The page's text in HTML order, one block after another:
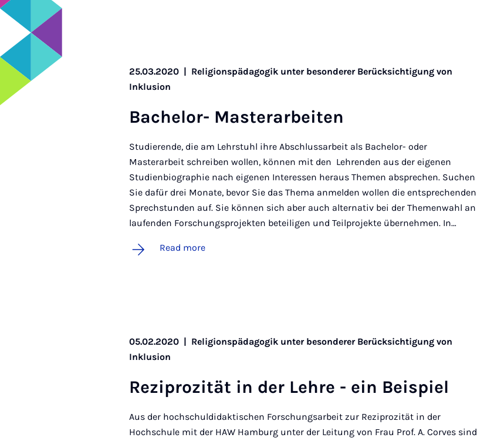
25.03.2020 | Religionspädagogik unter besonderer Berücksichtigung von
Inklusion
Bach­el­or- Mas­ter­arbeiten
Studierende, die am Lehrstuhl ihre Abschlussarbeit als Bachelor- oder
Masterarbeit schreiben wollen, können mit den Lehrenden aus der eigenen
Studienbiographie nach eigenen Interessen heraus Themen absprechen. Suchen
Sie dafür drei Monate, bevor Sie das Thema anmelden wollen die entsprechenden
Sprechstunden auf. Sie können sich aber auch alternativ bei der Themenwahl an
laufenden Forschungsprojekten beteiligen und Teilprojekte übernehmen. In…
Read more
05.02.2020 | Religionspädagogik unter besonderer Berücksichtigung von
Inklusion
Rezi­proz­ität in der Lehre - ein Beis­piel
Aus der hochschuldidaktischen Forschungsarbeit zur Reziprozität in der
Hochschule mit der HAW Hamburg unter der Leitung von Frau Prof. A. Corves sind